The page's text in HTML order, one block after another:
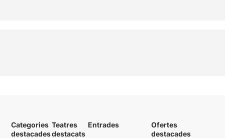
Categories
destacades
Teatres
destacats
Entrades
Ofertes
destacades